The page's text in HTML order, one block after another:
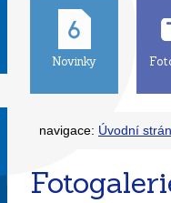
Novinky
navigace: Úvodní